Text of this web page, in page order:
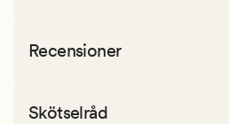
Recensioner
Skötselråd